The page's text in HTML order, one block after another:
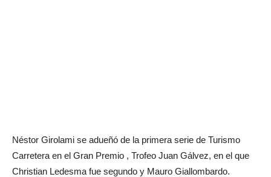
Néstor Girolami se adueñó de la primera serie de Turismo
Carretera en el Gran Premio , Trofeo Juan Gálvez, en el que
Christian Ledesma fue segundo y Mauro Giallombardo.